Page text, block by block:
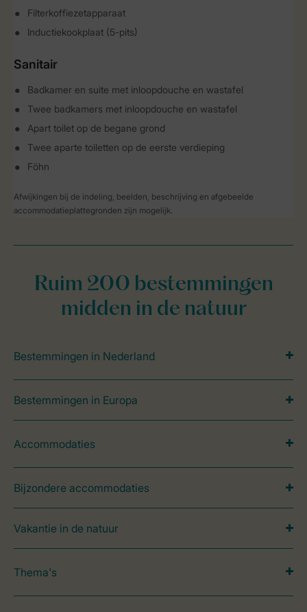
Filterkoffiezetapparaat
Inductiekookplaat (5-pits)
Sanitair
Badkamer en suite met inloopdouche en wastafel
Twee badkamers met inloopdouche en wastafel
Apart toilet op de begane grond
Twee aparte toiletten op de eerste verdieping
Föhn
Afwijkingen bij de indeling, beelden, beschrijving en afgebeelde
accommodatieplattegronden zijn mogelijk.
Ruim 200 bestemmingen
midden in de natuur
Bestemmingen in Nederland
Bestemmingen in Europa
Accommodaties
Bijzondere accommodaties
Vakantie in de natuur
Thema's